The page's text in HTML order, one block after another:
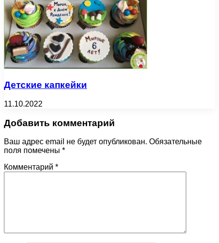
Детские капкейки
11.10.2022
Добавить комментарий
Ваш адрес email не будет опубликован. Обязательные
поля помечены *
Комментарий *